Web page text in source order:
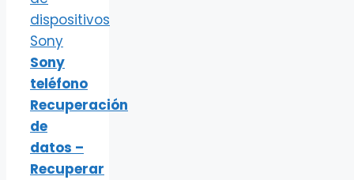
Sony
teléfono
Recuperación
de
datos –
Recuperar